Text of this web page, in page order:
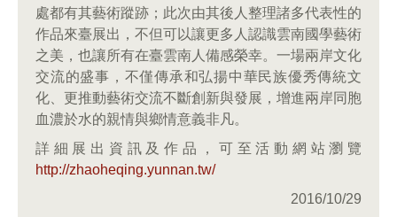
處都有其藝術蹤跡；此次由其後人整理諸多代表性的
作品來臺展出，不但可以讓更多人認識雲南國學藝術
之美，也讓所有在臺雲南人備感榮幸。一場兩岸文化
交流的盛事，不僅傳承和弘揚中華民族優秀傳統文
化、更推動藝術交流不斷創新與發展，增進兩岸同胞
血濃於水的親情與鄉情意義非凡。
詳細展出資訊及作品，可至活動網站瀏覽
http://zhaoheqing.yunnan.tw/
2016/10/29